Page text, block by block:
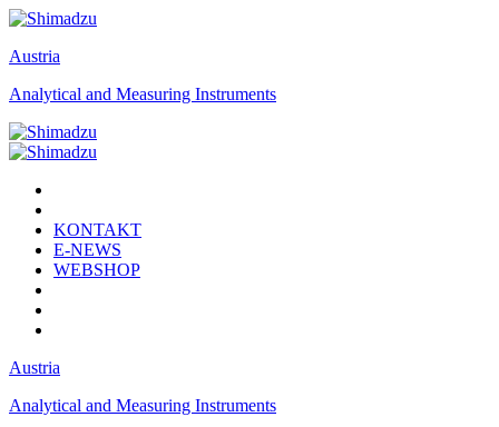
Austria
Analytical and Measuring Instruments
KONTAKT
E-NEWS
WEBSHOP
Austria
Analytical and Measuring Instruments